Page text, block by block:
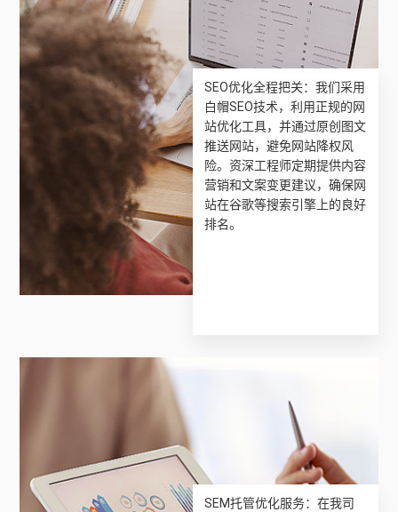
SEO优化全程把关：我们采用
白帽SEO技术，利用正规的网
站优化工具，并通过原创图文
推送网站，避免网站降权风
险。资深工程师定期提供内容
营销和文案变更建议，确保网
站在谷歌等搜索引擎上的良好
排名。
SEM托管优化服务：在我司